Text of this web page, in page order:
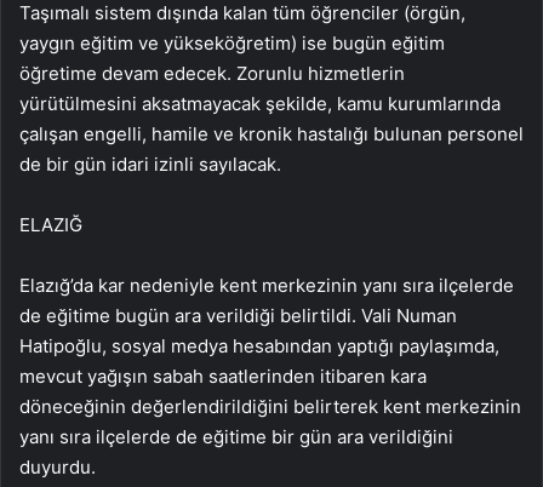
Taşımalı sistem dışında kalan tüm öğrenciler (örgün,
yaygın eğitim ve yükseköğretim) ise bugün eğitim
öğretime devam edecek. Zorunlu hizmetlerin
yürütülmesini aksatmayacak şekilde, kamu kurumlarında
çalışan engelli, hamile ve kronik hastalığı bulunan personel
de bir gün idari izinli sayılacak.
ELAZIĞ
Elazığ’da kar nedeniyle kent merkezinin yanı sıra ilçelerde
de eğitime bugün ara verildiği belirtildi. Vali Numan
Hatipoğlu, sosyal medya hesabından yaptığı paylaşımda,
mevcut yağışın sabah saatlerinden itibaren kara
döneceğinin değerlendirildiğini belirterek kent merkezinin
yanı sıra ilçelerde de eğitime bir gün ara verildiğini
duyurdu.